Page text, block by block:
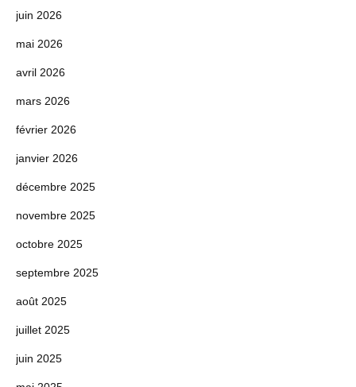
juin 2026
mai 2026
avril 2026
mars 2026
février 2026
janvier 2026
décembre 2025
novembre 2025
octobre 2025
septembre 2025
août 2025
juillet 2025
juin 2025